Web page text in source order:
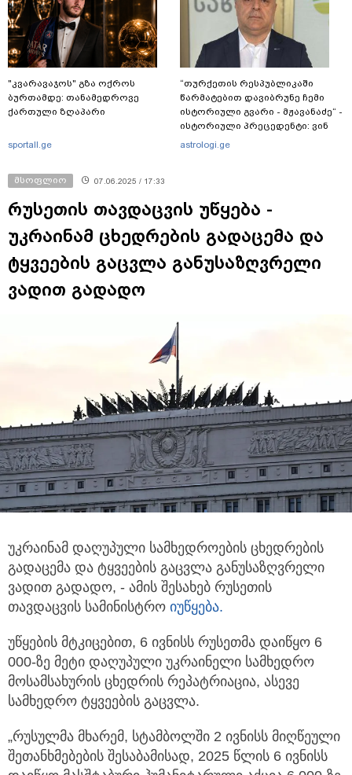
"კვარავაჯოს" გზა ოქროს
ბურთამდე: თანამედროვე
ქართული ზღაპარი
sportall.ge
“თურქეთის რესპუბლიკაში
წარმატებით დავიბრუნე ჩემი
ისტორიული გვარი - მჟავანაძე“ -
ისტორიული პრეცედენტი: ვინ
არის მამაკაცი, რომელმაც მისი
astrologi.ge
მსოფლიო 07.06.2025 / 17:33
რუსეთის თავდაცვის უწყება -
უკრაინამ ცხედრების გადაცემა და
ტყვეების გაცვლა განუსაზღვრელი
ვადით გადადო
უკრაინამ დაღუპული სამხედროების ცხედრების
გადაცემა და ტყვეების გაცვლა განუსაზღვრელი
ვადით გადადო, - ამის შესახებ რუსეთის
თავდაცვის სამინისტრო იუწყება.
უწყების მტკიცებით, 6 ივნისს რუსეთმა დაიწყო 6
000-ზე მეტი დაღუპული უკრაინელი სამხედრო
მოსამსახურის ცხედრის რეპატრიაცია, ასევე
სამხედრო ტყვეების გაცვლა.
„რუსულმა მხარემ, სტამბოლში 2 ივნისს მიღწეული
შეთანხმებების შესაბამისად, 2025 წლის 6 ივნისს